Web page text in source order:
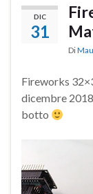
DIC
31
Di
Fireworks
dicembre
botto